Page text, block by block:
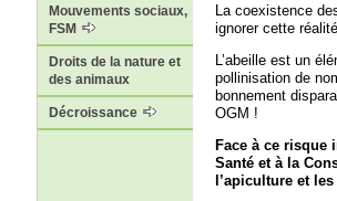
Mouvements sociaux,
FSM
Droits de la nature et
des animaux
Décroissance
La coexistence
ignorer cette réalité.
L’abeille est un
pollinisation de
bonnement
OGM !
Face à ce
Santé et à la
l’apiculture et